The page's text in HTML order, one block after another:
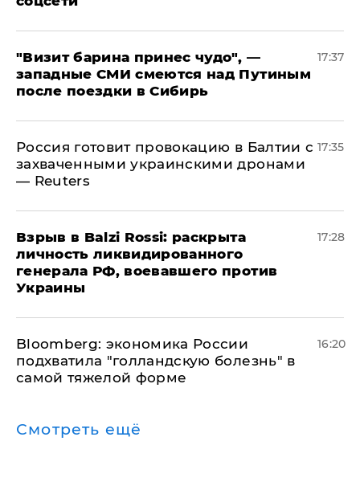
"Визит барина принес чудо", —
западные СМИ смеются над Путиным
после поездки в Сибирь
17:37
​Россия готовит провокацию в Балтии с
захваченными украинскими дронами
— Reuters
17:35
​Взрыв в Balzi Rossi: раскрыта
личность ликвидированного
генерала РФ, воевавшего против
Украины
17:28
Bloomberg: экономика России
подхватила "голландскую болезнь" в
самой тяжелой форме
16:20
Смотреть ещё